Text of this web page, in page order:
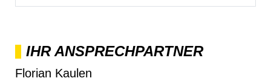
IHR ANSPRECHPARTNER
Florian Kaulen